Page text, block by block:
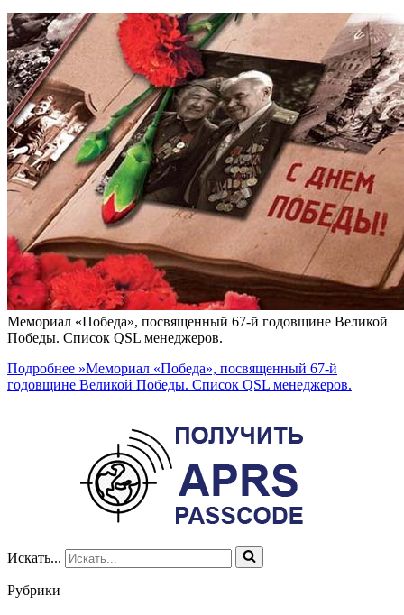
Мемориал «Победа», посвященный 67-й годовщине Великой
Победы. Список QSL менеджеров.
Подробнее »Мемориал «Победа», посвященный 67-й
годовщине Великой Победы. Список QSL менеджеров.
Искать...
Рубрики